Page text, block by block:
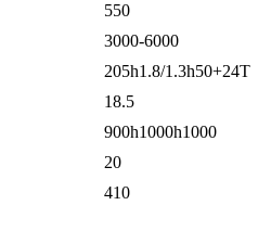
550
3000-6000
205h1.8/1.3h50+24T
18.5
900h1000h1000
20
410